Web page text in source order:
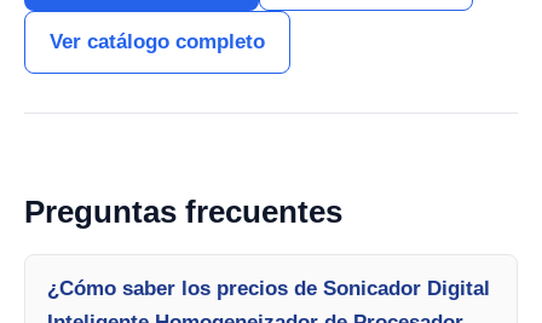
Ver catálogo completo
Preguntas frecuentes
¿Cómo saber los precios de Sonicador Digital